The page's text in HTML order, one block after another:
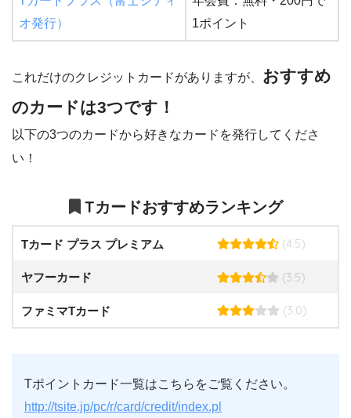
オ発行）
1ポイント
これだけのクレジットカードがありますが、 おすすめ
のカードは3つです！
以下の3つのカードから好きなカードを発行してくださ
い！
Tカードおすすめランキング
Tカード プラス プレミアム (4.5)
ヤフーカード (3.5)
ファミマTカード (3.0)
Tポイントカード一覧はこちらをご覧ください。
http://tsite.jp/pc/r/card/credit/index.pl